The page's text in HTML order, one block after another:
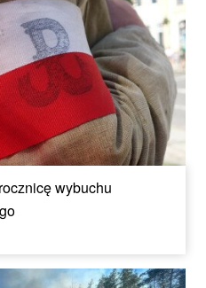
wybuchu